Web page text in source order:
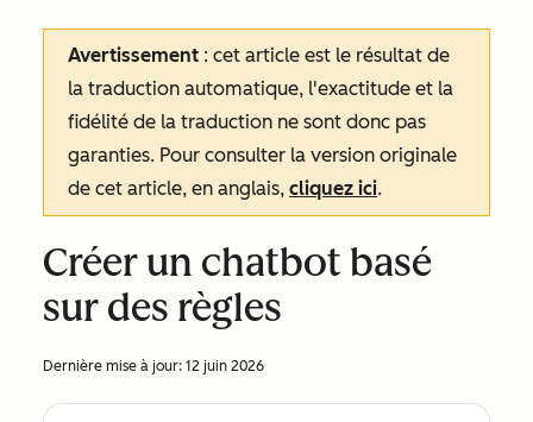
Avertissement : cet article est le résultat de
la traduction automatique, l'exactitude et la
fidélité de la traduction ne sont donc pas
garanties. Pour consulter la version originale
de cet article, en anglais, cliquez ici.
Créer un chatbot basé
sur des règles
Dernière mise à jour: 12 juin 2026